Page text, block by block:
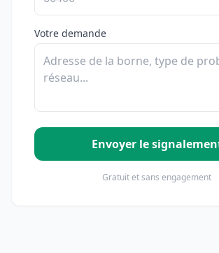
Votre demande
Envoyer le
Gratuit et sans engagement